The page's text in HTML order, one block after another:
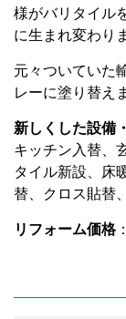
様がバリタイル
に生まれ変わり
元々ついていた
レーに塗り替え
新しくした設備
キッチン入替、
タイル新設、床
替、クロス貼替
リフォーム価格